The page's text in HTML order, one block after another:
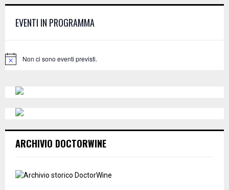
o
EVENTI IN PROGRAMMA
N
Non ci sono eventi previsti.
ARCHIVIO DOCTORWINE